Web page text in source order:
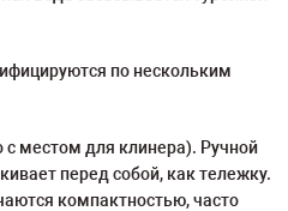
по нескольким
с местом для клинера). Ручной
перед собой, как тележку.
компактностью, часто